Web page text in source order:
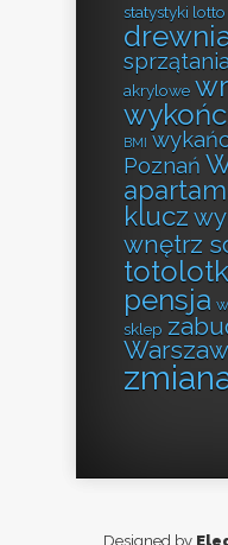
statystyki lotto
akrylowe
BMI
Poznań
klucz
wnętrz
pensja
sklep
Designed by